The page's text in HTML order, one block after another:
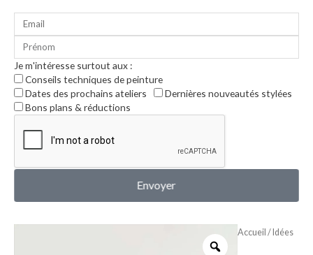
Accueil / Idées
Je m'intéresse surtout aux :
Conseils techniques de peinture
Dates des prochains ateliers
Dernières nouveautés stylées
Bons plans & réductions
Envoyer